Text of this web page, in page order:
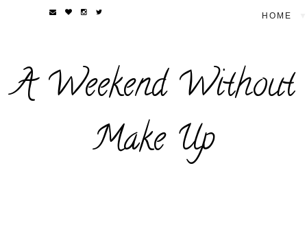
A Weekend Without
Make Up